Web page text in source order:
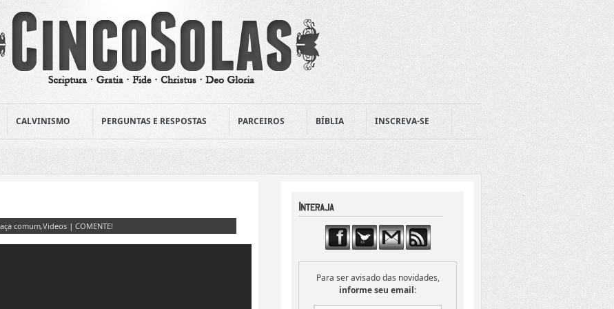
CALVINISMO PERGUNTAS E RESPOSTAS PARCEIROS BÍBLIA INSCREVA-SE
Para ser avisado das novidades,
informe seu email:
comum,Videos | COMENTE!